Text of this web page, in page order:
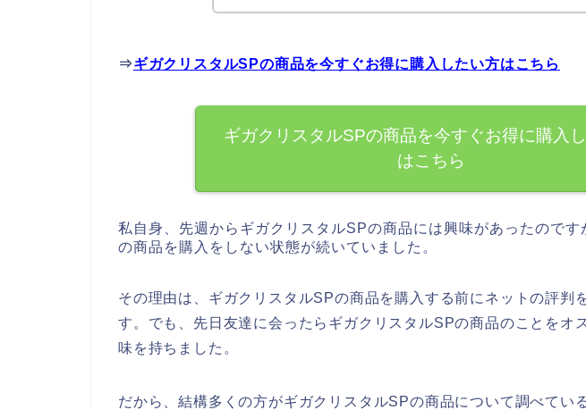
⇒ギガクリスタルSPの商品を今すぐお得に購入したい方はこちら
ギガクリスタルSPの商品を今すぐお得に購入
はこちら
私自身、先週からギガクリスタルSPの商品には興味があったのです
の商品を購入をしない状態が続いていました。
その理由は、ギガクリスタルSPの商品を購入する前にネットの評判
す。でも、先日友達に会ったらギガクリスタルSPの商品のことをオ
味を持ちました。
だから、結構多くの方がギガクリスタルSPの商品について調べてい